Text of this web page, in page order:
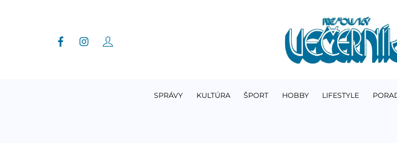
SPRÁVY KULTÚRA ŠPORT HOBBY LIFESTYLE